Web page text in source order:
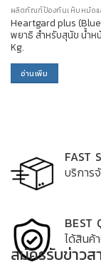
ผลิตภัณฑ์ป้องกันเห็บหมัดแ
Heartgard plus
พยาธิ สำหรับสุนัข น้ำห
Kg.
อ่านเพิ่ม
FAST
บริการ
BEST
ได้สินค้
สมัครรับข่าวส